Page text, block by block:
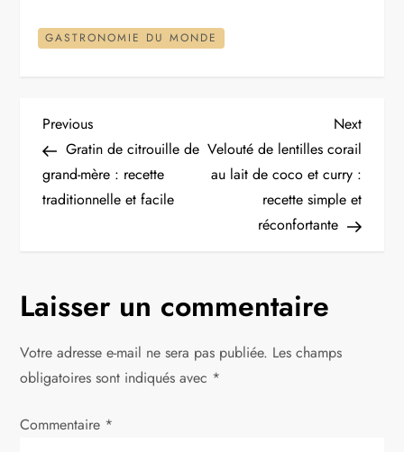
GASTRONOMIE DU MONDE
N
a
v
g
a
t
i
Previous
Post
Previous
Gratin de citrouille de
grand-mère : recette
traditionnelle et facile
Next
Post
Next
Velouté de lentilles corail
au lait de coco et curry :
recette simple et
réconfortante
Laisser un commentaire
Votre adresse e-mail ne sera pas publiée. Les champs
obligatoires sont indiqués avec *
Commentaire *